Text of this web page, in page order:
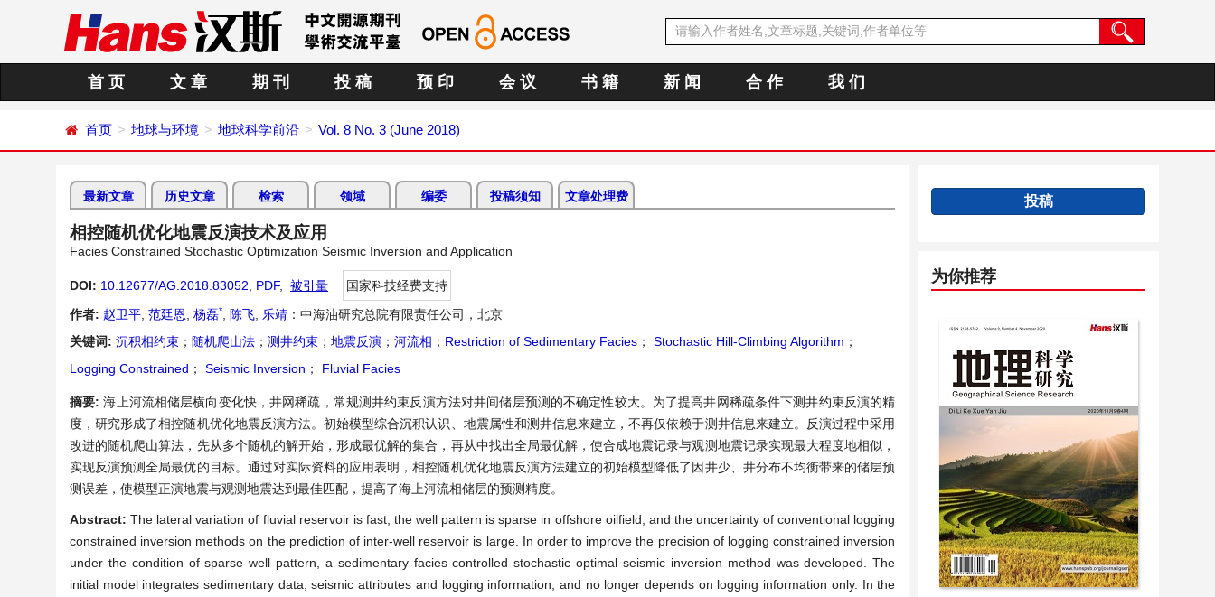
首 页 文 章 期 刊 投 稿 预 印 会 议 书 籍 新 闻 合 作 我 们
首页 地球与环境 地球科学前沿 Vol. 8 No. 3 (June 2018)
最新文章 历史文章 检索 领域 编委 投稿须知 文章处理费
相控随机优化地震反演技术及应用
Facies Constrained Stochastic Optimization Seismic Inversion and Application
DOI: 10.12677/AG.2018.83052 PDF, 被引量
国家科技经费支持
作者: 赵卫平 范廷恩 杨磊* 陈飞 乐靖 ：中海油研究总院有限责任公司，北京
关键词: 沉积相约束 ； 随机爬山法 ； 测井约束 ； 地震反演 ； 河流相 ； Restriction of Sedimentary Facies ； Stochastic Hill-Climbing Algorithm ；
Logging Constrained ； Seismic Inversion ； Fluvial Facies
摘要:海上河流相储层横向变化快，井网稀疏，常规测井约束反演方法对井间储层预测的不确定性较大。为了提高井网稀疏条件下测井约束反演的精
度，研究形成了相控随机优化地震反演方法。初始模型综合沉积认识、地震属性和测井信息来建立，不再仅依赖于测井信息来建立。反演过程中采用
改进的随机爬山算法，先从多个随机的解开始，形成最优解的集合，再从中找出全局最优解，使合成地震记录与观测地震记录实现最大程度地相似，
实现反演预测全局最优的目标。通过对实际资料的应用表明，相控随机优化地震反演方法建立的初始模型降低了因井少、井分布不均衡带来的储层预
测误差，使模型正演地震与观测地震达到最佳匹配，提高了海上河流相储层的预测精度。
Abstract:The lateral variation of fluvial reservoir is fast, the well pattern is sparse in offshore oilfield, and the uncertainty of conventional logging
constrained inversion methods on the prediction of inter-well reservoir is large. In order to improve the precision of logging constrained inversion
under the condition of sparse well pattern, a sedimentary facies controlled stochastic optimal seismic inversion method was developed. The
initial model integrates sedimentary data, seismic attributes and logging information, and no longer depends on logging information only. In the
投稿
为你推荐